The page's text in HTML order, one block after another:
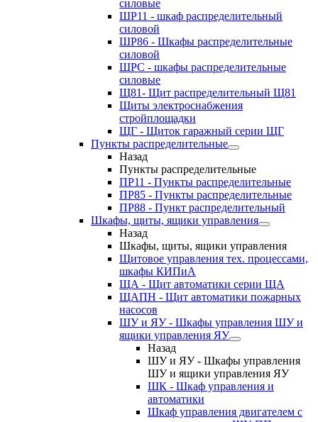
силовые
ШР11 - шкаф распределительный
силовой
ШР86 - Шкафы распределительные
силовой
ШРС - шкафы распределительные
силовые
Щ81- Щит распределительный Щ81
Щиты электроснабжения
стройплощадки
ЩГ - Щиток гаражный серии ЩГ
Пункты распределительные
Назад
Пункты распределительные
ПР11 - Пункты распределительные
ПР85 - Пункты распределительные
ПР88 - Пункт распределительный
Шкафы, щиты, ящики управления
Назад
Шкафы, щиты, ящики управления
Щитовое управления тех. процессами,
шкафы КИПиА
ЩА - Щит автоматики серии ЩА
ЩАПН - Щит автоматики пожарных
насосов
ШУ и ЯУ - Шкафы управления ШУ и
ящики управления ЯУ
Назад
ШУ и ЯУ - Шкафы управления
ШУ и ящики управления ЯУ
ШК - Шкаф управления и
автоматики
Шкаф управления двигателем с